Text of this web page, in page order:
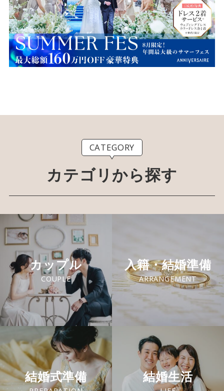
CATEGORY
カテゴリから探す
カップル
COUPLE
入籍・結婚準備
ARRANGEMENT
結婚式準備 結婚生活